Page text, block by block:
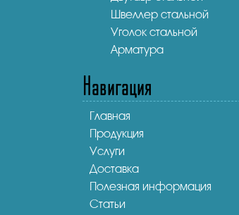
Швеллер стальной
Уголок стальной
Арматура
Навигация
Главная
Продукция
Услуги
Доставка
Полезная информация
Статьи